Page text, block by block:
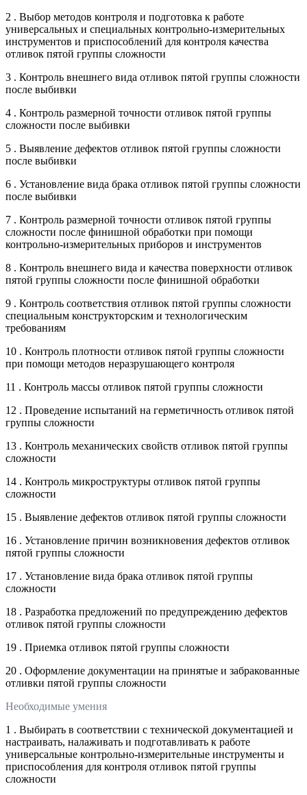
2 . Выбор методов контроля и подготовка к работе
универсальных и специальных контрольно-измерительных
инструментов и приспособлений для контроля качества
отливок пятой группы сложности
3 . Контроль внешнего вида отливок пятой группы сложности
после выбивки
4 . Контроль размерной точности отливок пятой группы
сложности после выбивки
5 . Выявление дефектов отливок пятой группы сложности
после выбивки
6 . Установление вида брака отливок пятой группы сложности
после выбивки
7 . Контроль размерной точности отливок пятой группы
сложности после финишной обработки при помощи
контрольно-измерительных приборов и инструментов
8 . Контроль внешнего вида и качества поверхности отливок
пятой группы сложности после финишной обработки
9 . Контроль соответствия отливок пятой группы сложности
специальным конструкторским и технологическим
требованиям
10 . Контроль плотности отливок пятой группы сложности
при помощи методов неразрушающего контроля
11 . Контроль массы отливок пятой группы сложности
12 . Проведение испытаний на герметичность отливок пятой
группы сложности
13 . Контроль механических свойств отливок пятой группы
сложности
14 . Контроль микроструктуры отливок пятой группы
сложности
15 . Выявление дефектов отливок пятой группы сложности
16 . Установление причин возникновения дефектов отливок
пятой группы сложности
17 . Установление вида брака отливок пятой группы
сложности
18 . Разработка предложений по предупреждению дефектов
отливок пятой группы сложности
19 . Приемка отливок пятой группы сложности
20 . Оформление документации на принятые и забракованные
отливки пятой группы сложности
Необходимые умения
1 . Выбирать в соответствии с технической документацией и
настраивать, налаживать и подготавливать к работе
универсальные контрольно-измерительные инструменты и
приспособления для контроля отливок пятой группы
сложности